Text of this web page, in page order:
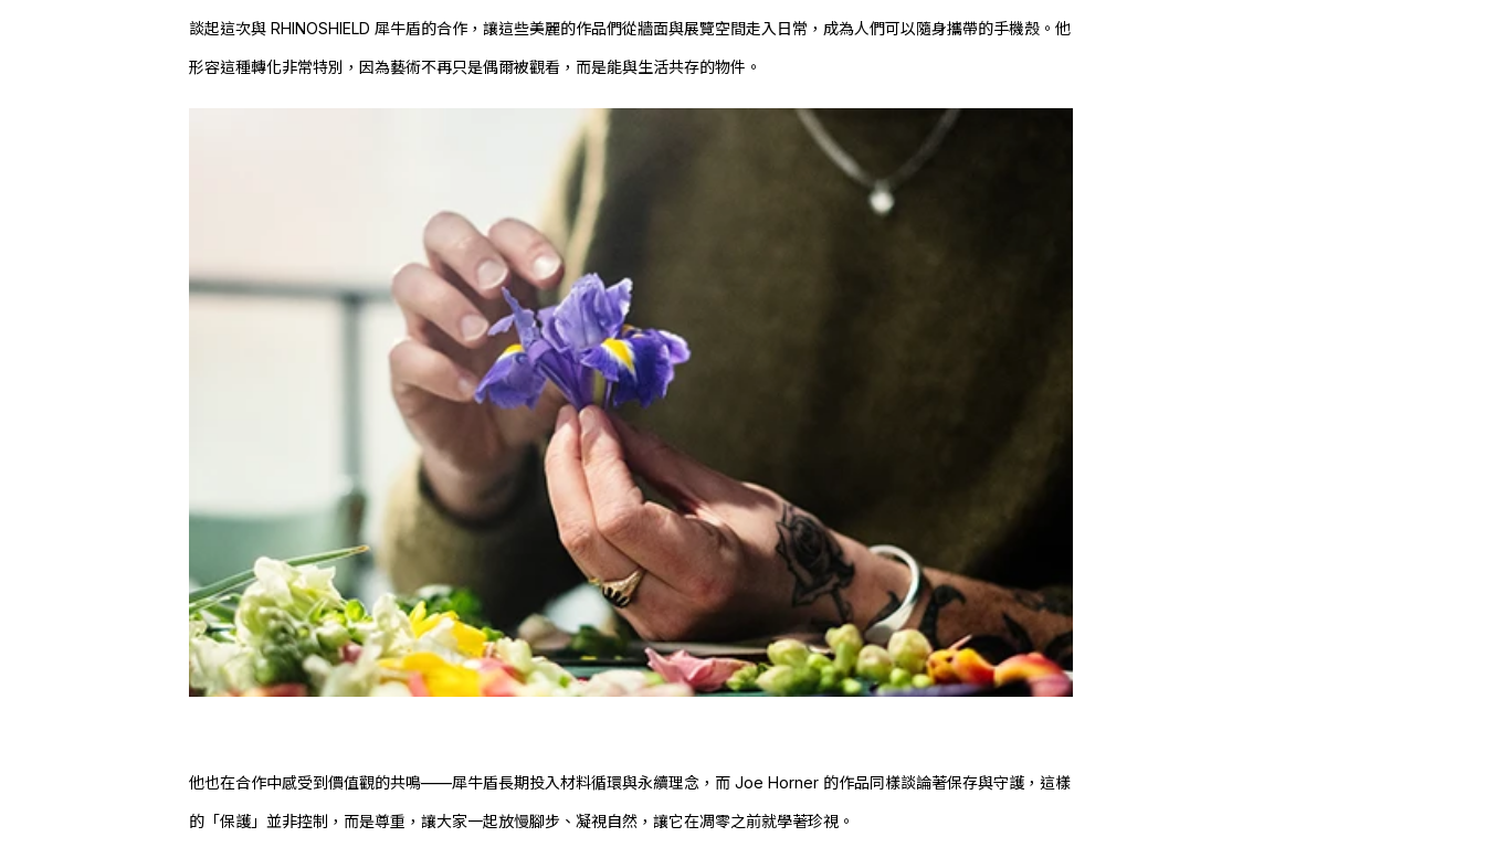
談起這次與 RHINOSHIELD 犀牛盾的合作，讓這些美麗的作品們從牆面與展覽空間走入日常，成為人們可以隨身攜帶的手機殼。他
形容這種轉化非常特別，因為藝術不再只是偶爾被觀看，而是能與生活共存的物件。
他也在合作中感受到價值觀的共鳴——犀牛盾長期投入材料循環與永續理念，而Joe Horner 的作品同樣談論著保存與守護，這樣
的「保護」並非控制，而是尊重，讓大家一起放慢腳步、凝視自然，讓它在凋零之前就學著珍視。